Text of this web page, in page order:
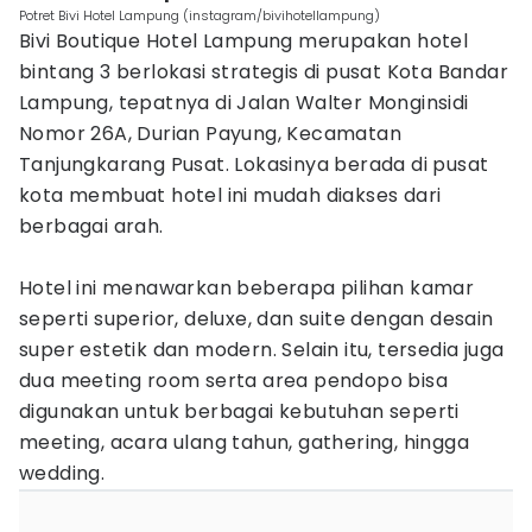
Potret Bivi Hotel Lampung (instagram/bivihotellampung)
Bivi Boutique Hotel Lampung merupakan hotel
bintang 3 berlokasi strategis di pusat Kota Bandar
Lampung, tepatnya di Jalan Walter Monginsidi
Nomor 26A, Durian Payung, Kecamatan
Tanjungkarang Pusat. Lokasinya berada di pusat
kota membuat hotel ini mudah diakses dari
berbagai arah.
Hotel ini menawarkan beberapa pilihan kamar
seperti superior, deluxe, dan suite dengan desain
super estetik dan modern. Selain itu, tersedia juga
dua meeting room serta area pendopo bisa
digunakan untuk berbagai kebutuhan seperti
meeting, acara ulang tahun, gathering, hingga
wedding.